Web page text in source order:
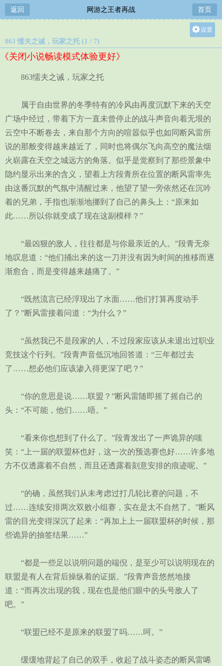
返回 网游之王者再战 首页
设置
863 懦夫之诫，玩家之托 (1 / 7)
《关闭小说畅读模式体验更好》
863懦夫之诫，玩家之托
属于自由世界的冬季特有的冷风由再度沉默下来的天空
广场中经过，带着下方一直未曾停止的战斗声音向着无垠的
云空中不断卷去，来自那个方向的喧嚣似乎也如同断风雷所
说的那般变得越来越近了，同时也将偶尔飞向高空的魔法烟
火崭露在天空之城远方的角落。似乎是觉察到了那些景象中
隐约显示出来的含义，望着上方段青所在位置的断风雷率先
由这番沉默的气氛中清醒过来，他望了望一旁依然还在沉吟
着的兄弟，手指也渐渐地挪到了自己的鼻头上：“原来如
此……所以你就变成了现在这副模样？”
“最凶狠的敌人，往往都是与你最亲近的人。”段青无奈
地叹息道：“他们捅出来的这一刀并没有因为时间的推移而逐
渐愈合，而是变得越来越痛了。”
“既然流言已经浮现出了水面……他们打算再度动手
了？”断风雷接着问道：“为什么？”
“虽然我已不是段家的人，不过段家应该从未退出过职业
竞技这个行列。”段青声音低沉地回答道：“三年都过去
了……想必他们应该渗入得更深了吧？”
“你的意思是说……联盟？”断风雷随即摇了摇自己的
头：“不可能，他们……唔。”
“看来你也想到了什么了。”段青发出了一声诡异的嗤
笑：“上一届的联盟杯也好，这一次的预选赛也好……许多地
方不仅透露着不自然，而且还透露着刻意安排的痕迹呢。”
“的确，虽然我们从未考虑过打几轮比赛的问题，不
过……连续安排两次双败小组赛，实在是太不自然了。”断风
雷的目光变得深沉了起来：“再加上上一届联盟杯的时候，那
些诡异的抽签结果……”
“都是一些足以说明问题的端倪，是至少可以说明现在的
联盟是有人在背后操纵着的证据。”段青声音悠然地接
道：“而再次出现的我，现在也是他们眼中的头号敌人了
吧。”
“联盟已经不是原来的联盟了吗……呵。”
缓缓地背起了自己的双手，收起了战斗姿态的断风雷唏